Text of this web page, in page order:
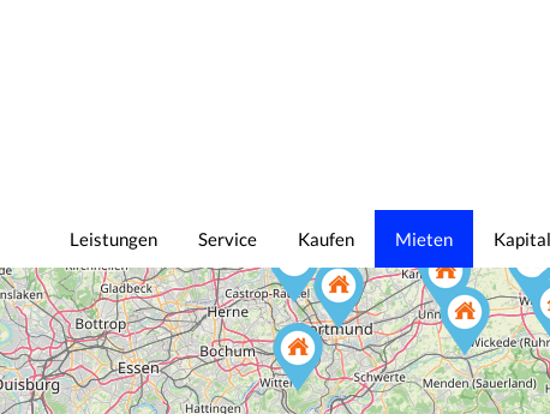
Leistungen Service Kaufen Mieten